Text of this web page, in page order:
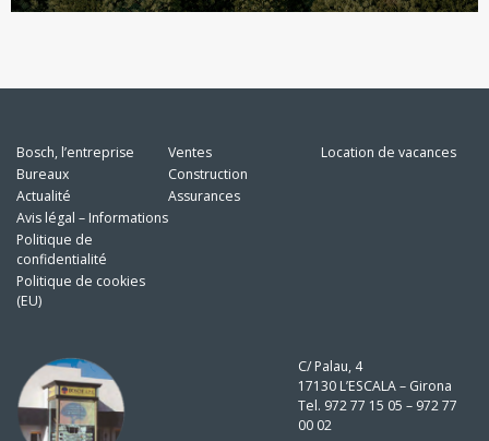
Bosch, l’entreprise
Bureaux
Actualité
Avis légal – Informations
Politique de
confidentialité
Politique de cookies
(EU)
Ventes
Construction
Assurances
Location de vacances
C/ Palau, 4
17130 L’ESCALA – Girona
Tel. 972 77 15 05 – 972 77
00 02